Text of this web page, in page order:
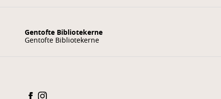
Gentofte Bibliotekerne
Gentofte Bibliotekerne